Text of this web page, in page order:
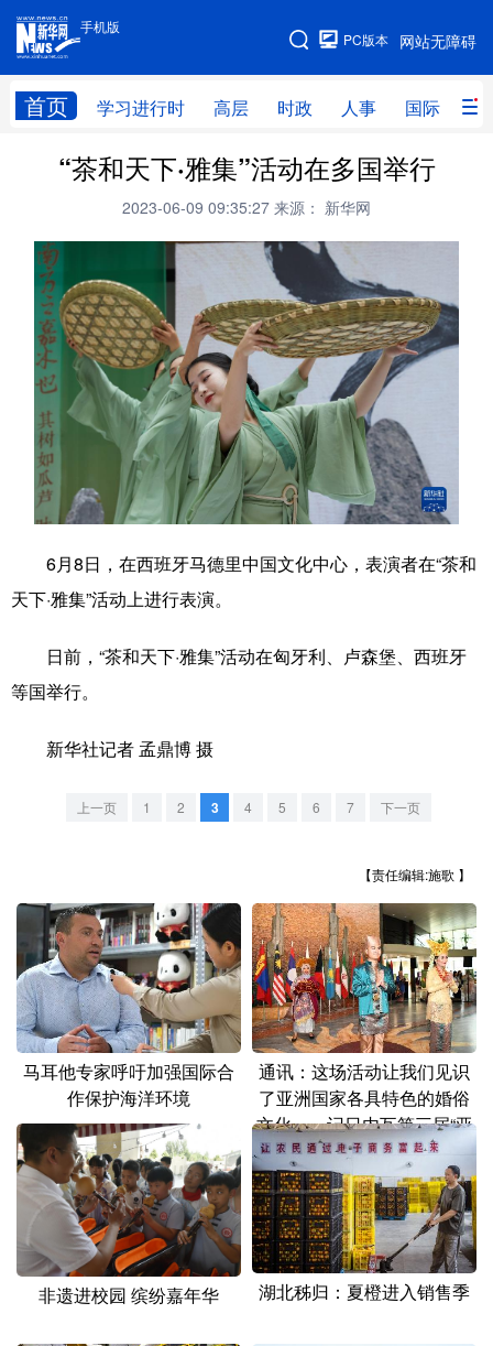
手机版
网站无障碍
PC版本
首页 学习进行时 高层 时政 人事 国际 财
手机版
网站地图
学习进行时 高层 时政 人事
财经 网评
台湾 思客智库 全球连线
科技 科创 量子 体育
文化 书画 健康 军事
访谈 视频 图片
中央文件 金融 汽车
食品 人居 信息化 数字经济
地方频道
辽宁 吉林 上海 江苏
浙江 安徽 福建 江西
山东 河南 湖北 湖南
广东 广西 海南 重庆
四川 贵州 云南 西藏
陕西 甘肃 青海 宁夏
新疆 内蒙古 黑龙江
多语种频道
English Español
“茶和天下·雅集”活动在多国举行
2023-06-09 09:35:27 来源： 新华网
6月8日，在西班牙马德里中国文化中心，表演者在“茶和
天下·雅集”活动上进行表演。
日前，“茶和天下·雅集”活动在匈牙利、卢森堡、西班牙
等国举行。
新华社记者 孟鼎博 摄
上一页 1 2 3 4 5 6 7 下一页
【责任编辑:施歌 】
马耳他专家呼吁加强国际合
作保护海洋环境
通讯：这场活动让我们见识
了亚洲国家各具特色的婚俗
文化——记日内瓦第三届“亚
洲文化节”
非遗进校园 缤纷嘉年华 湖北秭归：夏橙进入销售季